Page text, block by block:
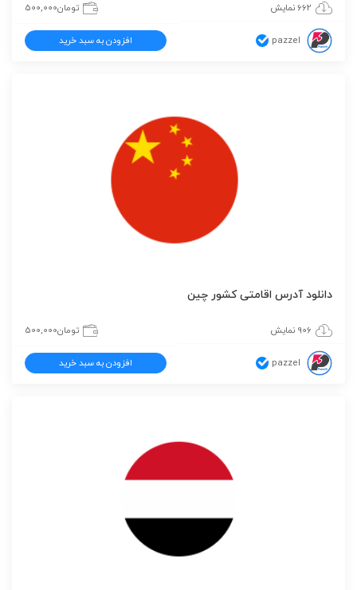
662 نمایش تومان500,000
pazzel افزودن به سبد خرید
دانلود آدرس اقامتی کشور چین
906 نمایش تومان500,000
pazzel افزودن به سبد خرید